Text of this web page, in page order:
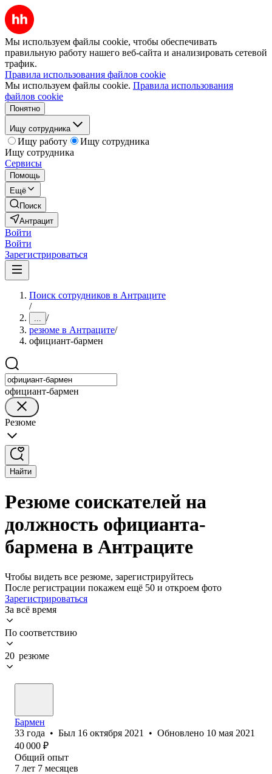
Мы используем файлы cookie, чтобы обеспечивать
правильную работу нашего веб-сайта и анализировать сетевой
трафик.
Правила использования файлов cookie
Мы используем файлы cookie. Правила использования
файлов cookie
Понятно
Ищу сотрудника
Ищу работу
Ищу сотрудника
Ищу сотрудника
Сервисы
Помощь
Ещё
Поиск
Антрацит
Войти
Войти
Зарегистрироваться
Поиск сотрудников в Антраците
/
... /
резюме в Антраците/
официант-бармен
официант-бармен
Резюме
Найти
Резюме соискателей на
должность официанта-
бармена в Антраците
Чтобы видеть все резюме, зарегистрируйтесь
После регистрации покажем ещё 50 и откроем фото
Зарегистрироваться
За всё время
По соответствию
20 резюме
Бармен
33 года • Был 16 октября 2021 • Обновлено 10 мая 2021
40 000 ₽
Общий опыт
7 лет 7 месяцев